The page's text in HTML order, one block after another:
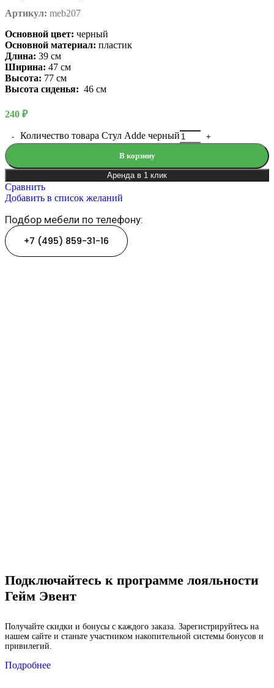
Артикул: meb207
Основной цвет: черный
Основной материал: пластик
Длина: 39 см
Ширина: 47 см
Высота: 77 см
Высота сиденья: 46 см
240 ₽
Количество товара Стул Adde черный
В корзину
Аренда в 1 клик
Сравнить
Добавить в список желаний
Подбор мебели по телефону:
+7 (495) 859-31-16
Подключайтесь к программе лояльности
Гейм Эвент
Получайте скидки и бонусы с каждого заказа. Зарегистрируйтесь на
нашем сайте и станьте участником накопительной системы бонусов и
привилегий.
Подробнее